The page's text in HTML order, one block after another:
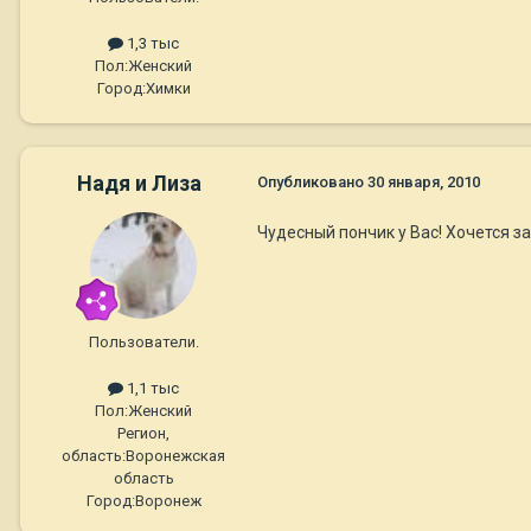
1,3 тыс
Пол:Женский
Город:Химки
Надя и Лиза
Пользователи.
1,1 тыс
Пол:Женский
Регион,
область:Воронежская
область
Город:Воронеж
Опубликовано 30 января, 2010
Чудесный пончик у Вас! Хочется